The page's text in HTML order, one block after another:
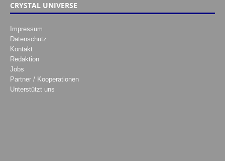
CRYSTAL UNIVERSE
Impressum
Datenschutz
Kontakt
Redaktion
Jobs
Partner / Kooperationen
Unterstützt uns